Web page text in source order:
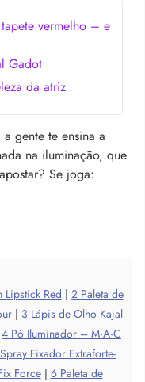
vermelho – e
Gadot
da atriz
gente te ensina a
na iluminação, que
Se joga:
Lipstick Red | 2 Paleta de
| 3 Lápis de Olho Kajal
4 Pó Iluminador – M·A·C
Fixador Extraforte-
Force| 6 Paleta de